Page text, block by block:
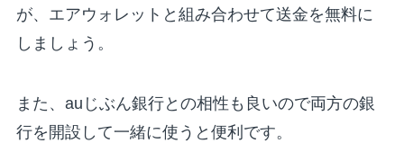
が、エアウォレットと組み合わせて送金を無料に
しましょう。
また、auじぶん銀行との相性も良いので両方の銀
行を開設して一緒に使うと便利です。